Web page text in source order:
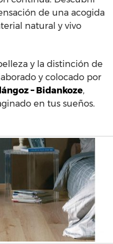
de una acogida
natural y vivo
y la distinción de
y colocado por
– Bidankoze,
en tus sueños.